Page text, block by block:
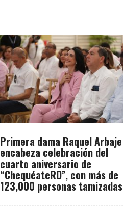
Primera dama Raquel Arbaje
encabeza celebración del
cuarto aniversario de
“ChequéateRD”, con más de
123,000 personas tamizadas